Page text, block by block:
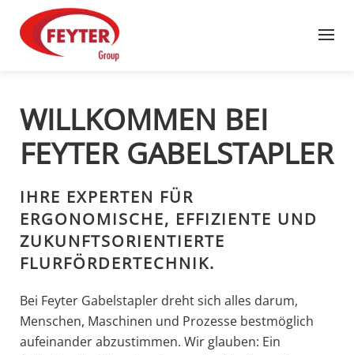
Zum Hauptinhalt springen
WILLKOMMEN BEI
FEYTER GABELSTAPLER
IHRE EXPERTEN FÜR
ERGONOMISCHE, EFFIZIENTE UND
ZUKUNFTSORIENTIERTE
FLURFÖRDERTECHNIK.
Bei Feyter Gabelstapler dreht sich alles darum,
Menschen, Maschinen und Prozesse bestmöglich
aufeinander abzustimmen. Wir glauben: Ein